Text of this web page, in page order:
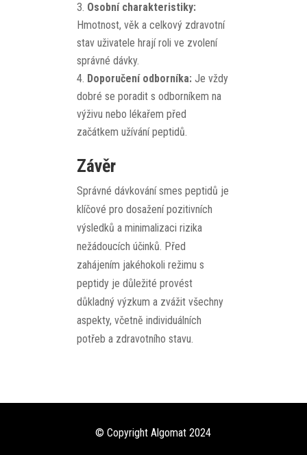
Osobní charakteristiky:
Hmotnost, věk a celkový zdravotní
stav uživatele hrají roli ve zvolení
správné dávky.
Doporučení odborníka: Je vždy
dobré se poradit s odborníkem na
výživu nebo lékařem před
začátkem užívání peptidů.
Závěr
Správné dávkování smes peptidů je
klíčové pro dosažení pozitivních
výsledků a minimalizaci rizika
nežádoucích účinků. Před
zahájením jakéhokoli režimu s
peptidy je důležité provést
důkladný výzkum a zvážit všechny
aspekty, včetně individuálních
potřeb a zdravotního stavu.
© Copyright Algomat 2024